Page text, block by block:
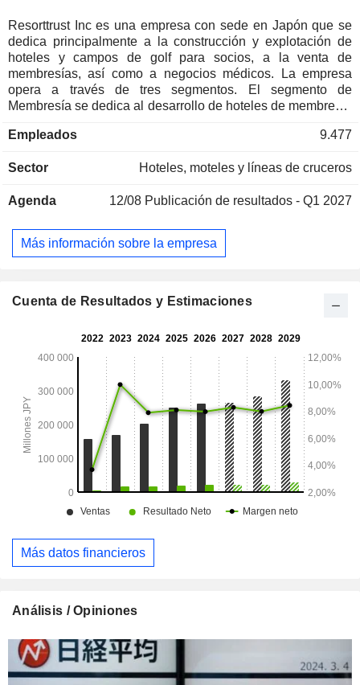
Resorttrust Inc es una empresa con sede en Japón que se
dedica principalmente a la construcción y explotación de
hoteles y campos de golf para socios, a la venta de
membresías, así como a negocios médicos. La empresa
opera a través de tres segmentos. El segmento de
Membresía se dedica al desarrollo de hoteles de membresía
hoteles-restaurante se dedica principalmente a la
nombres de XIV, BAYCOURT CLUB, SUN MEMBERS y
limpieza de hoteles, y servicios de agencia de seguros de
afiliaciones médicas, así como a la prestación de servicios
de consultoría médica. Además, la empresa también se
Empleados 9.477
Sector Hoteles, moteles y líneas de cruceros
Agenda 12/08 Publicación de resultados - Q1 2027
Más información sobre la empresa
Cuenta de Resultados y Estimaciones
Más datos financieros
Análisis / Opiniones